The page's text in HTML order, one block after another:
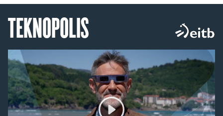
TEKNOPOLIS